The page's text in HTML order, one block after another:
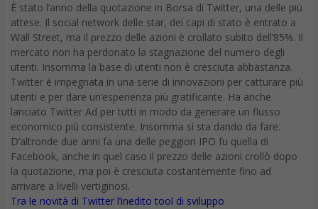
È stato l’anno della quotazione in Borsa di Twitter, una delle più
attese. Il social network delle star, dei capi di stato è entrato a
Wall Street, ma il prezzo delle azioni è crollato subito dell’85%. Il
mercato non ha perdonato la stagnazione del numero degli
utenti. Insomma la base di utenti non è cresciuta abbastanza.
Twitter è impegnata in una serie di innovazioni per catturare più
utenti e per dare un’esperienza più gratificante. Ha anche
lanciato Twitter Ad per tutti in modo da generare un flusso
economico più consistente. Insomma si sta dando da fare.
D’altronde due anni fa una delle peggiori IPO fu quella di
Facebook, anche in quel caso il prezzo delle azioni crollò dopo
la quotazione, ma poi è cresciuta costantemente fino ad
arrivare a livelli vertiginosi.
Tra le novità di Twitter l’inedito tool di sviluppo